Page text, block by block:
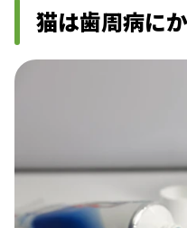
猫は歯周病に